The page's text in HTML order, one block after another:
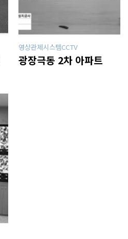
영상관제시스템CCTV
광장극동 2차 아파트